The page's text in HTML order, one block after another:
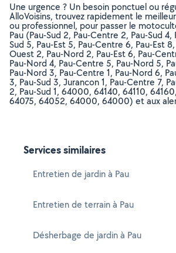
Une urgence ? Un besoin ponctuel ou
AlloVoisins, trouvez rapidement le
ou professionnel, pour passer le
Pau (Pau-Sud 2, Pau-Centre 2, Pau-Sud 4,
Sud 5, Pau-Est 5, Pau-Centre 6, Pau-Est
Ouest 2, Pau-Nord 2, Pau-Est 6, Pau-
Pau-Nord 4, Pau-Centre 5, Pau-Nord 5,
Pau-Nord 3, Pau-Centre 1, Pau-Nord 6,
3, Pau-Sud 3, Jurancon 1, Pau-Centre 7,
2, Pau-Sud 1, 64000, 64140, 64110,
64075, 64052, 64000, 64000) et aux
Services similaires
Entretien de jardin à Pau
Entretien de terrain à Pau
Désherbage de jardin à Pau